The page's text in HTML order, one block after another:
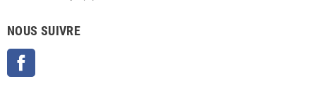
NOUS SUIVRE